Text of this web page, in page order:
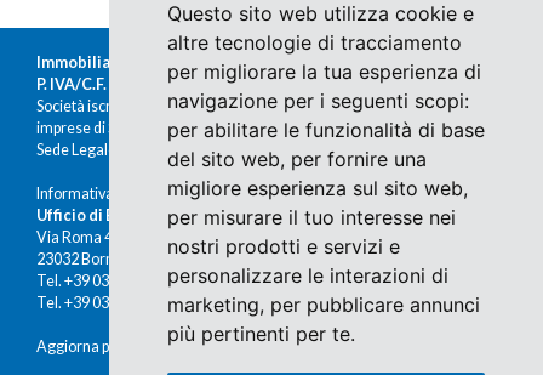
Questo sito web utilizza cookie e
altre tecnologie di tracciamento
per migliorare la tua esperienza di
navigazione per i seguenti scopi:
per abilitare le funzionalità di base
del sito web, per fornire una
migliore esperienza sul sito web,
per misurare il tuo interesse nei
nostri prodotti e servizi e
personalizzare le interazioni di
marketing, per pubblicare annunci
più pertinenti per te.
Immobiliare Moretti s.r.l.
P. IVA/C.F. 00676380140
Società iscritta al Registro delle
imprese di Sondrio al n.47430
Sede Legale: Via Nazario Sauro 1, Sondrio
Informativa Cookies e Privacy
Ufficio di Bormio
Via Roma 48
23032 Bormio (SO)
Tel. +39 0342 910491
Tel. +39 0342 902672
Aggiorna preferenze cookies